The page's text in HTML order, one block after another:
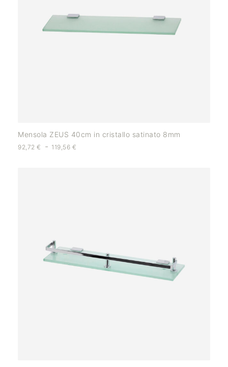
Mensola ZEUS 40cm in cristallo satinato 8mm
92,72 € - 119,56 €